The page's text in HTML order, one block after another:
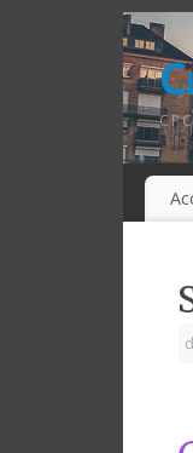
CPC